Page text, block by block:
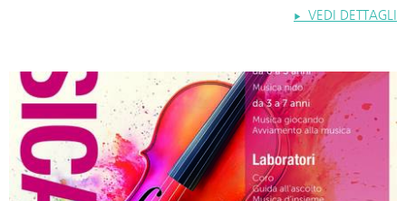
VEDI DETTAGLI